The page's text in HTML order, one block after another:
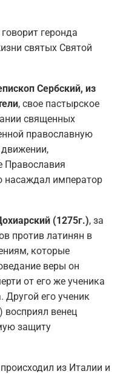
геронда
святых Святой
Сербский, из
, свое пастырское
священных
православную
движении,
Православия
насаждал император
(1275г.), за
против латинян в
которые
веры он
от его же ученика
Другой его ученик
восприял венец
защиту
происходил из Италии и